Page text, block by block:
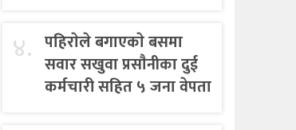
४. पहिराेले बगाएकाे बसमा
सवार सखुवा प्रसाैनीका दुई
कर्मचारी सहित ५ जना वेपता